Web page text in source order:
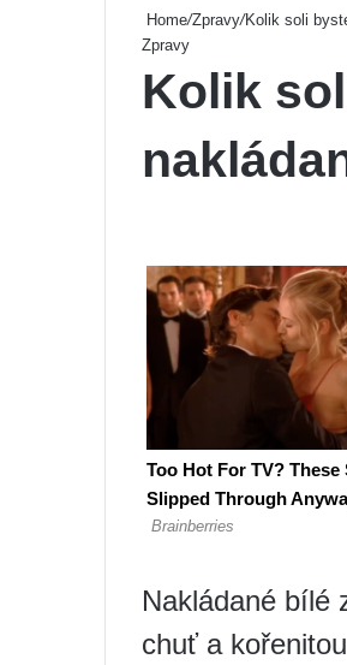
Home/Zpravy/Kolik soli
Zpravy
Kolik
Nakládané bílé
chuť a